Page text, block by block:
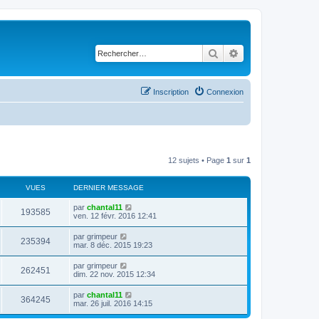
Rechercher
Connexion
Inscription
12 sujets • Page 1 sur 1
VUES DERNIER MESSAGE
193585
u
D
e
i
e
r
m
e
s
s
a
g
e
par chantal11
ven. 12 févr. 2016 12:41
235394V
u
D
e
i
e
r
m
e
s
par grimpeur
mar. 8 déc. 2015 19:23
262451
u
D
e
i
e
r
par grimpeur
dim. 22 nov. 2015 12:34
364245
D
e
par chantal11
mar. 26 juil. 2016 14:15